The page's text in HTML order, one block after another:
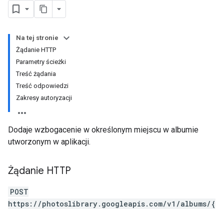
Na tej stronie
Żądanie HTTP
Parametry ścieżki
Treść żądania
Treść odpowiedzi
Zakresy autoryzacji
Dodaje wzbogacenie w określonym miejscu w albumie
utworzonym w aplikacji.
Żądanie HTTP
POST
https://photoslibrary.googleapis.com/v1/albums/{